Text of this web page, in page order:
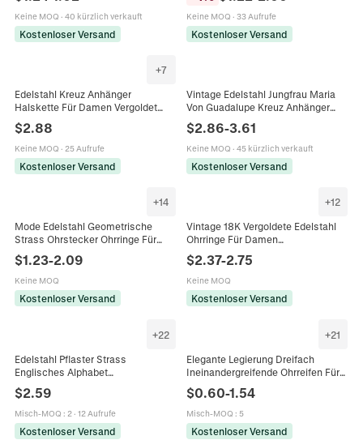
Keine MOQ · 40 kürzlich verkauft
Kostenloser Versand
Schmuck
Keine MOQ · 33 Aufrufe
Kostenloser Versand
+7
Edelstahl Kreuz Anhänger
Halskette Für Damen Vergoldet
Strass Eingelegt Religiöse Mode
Schmuck Kreuz Kette Halskette
$2.88
Keine MOQ · 25 Aufrufe
Kostenloser Versand
Vintage Edelstahl Jungfrau Maria
Von Guadalupe Kreuz Anhänger
Rosenkranz Halskette Perlenkette
Religiöser Schmuck Für Damen
$2.86-3.61
Keine MOQ · 45 kürzlich verkauft
Kostenloser Versand
+14
Mode Edelstahl Geometrische
Strass Ohrstecker Ohrringe Für
Damen 18K Vergoldet Strass
Creolen Schmuck
$1.23-2.09
Keine MOQ
Kostenloser Versand
+12
Vintage 18K Vergoldete Edelstahl
Ohrringe Für Damen
Schlangenschuppen Struktur Spiral
Gewebte Geometrische Creolen
$2.37-2.75
Keine MOQ
Kostenloser Versand
+22
Edelstahl Pflaster Strass
Englisches Alphabet
Anfangsbuchstabe Anhänger
Halskette Für Damen Vergoldet
Mode Schmuck Geschenk
$2.59
Misch-MOQ : 2· 12 Aufrufe
Kostenloser Versand
+21
Elegante Legierung Dreifach
Ineinandergreifende Ohrreifen Für
Damen Minimalistische Vintage
Gold Silber Metallic Geometrische
Ohrringe
$0.60-1.54
Misch-MOQ : 5
Kostenloser Versand